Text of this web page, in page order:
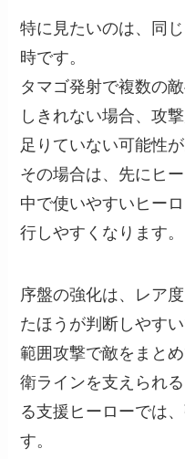
特に見たいのは、同
時です。
タマゴ発射で複数の
しきれない場合、攻
足りていない可能性が
その場合は、先にヒ
中で使いやすいヒー
行しやすくなります。
序盤の強化は、レア
たほうが判断しやすい
範囲攻撃で敵をまと
衛ラインを支えられ
る支援ヒーローでは
す。